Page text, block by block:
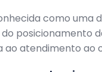
como uma
posicionamento
ao atendimento ao